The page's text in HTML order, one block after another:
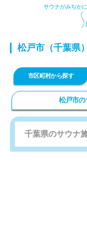
サウナがみぢか
松戸市 （千葉県
市区町村から探す
松戸市